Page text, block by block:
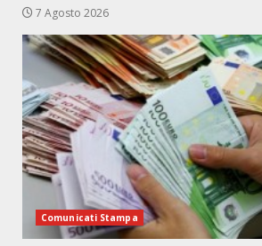
7 Agosto 2026
Comunicati Stampa